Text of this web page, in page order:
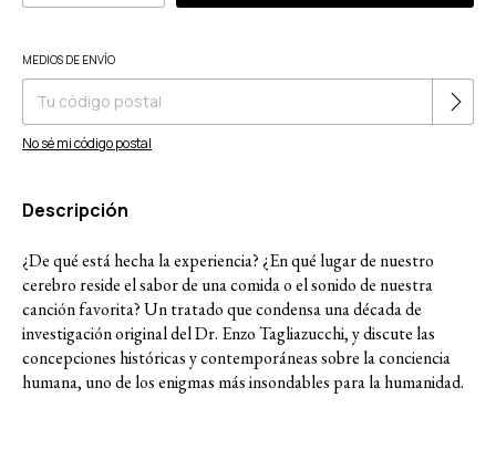
Entregas para el CP:
MEDIOS DE ENVÍO
No sé mi código postal
Descripción
¿De qué está hecha la experiencia? ¿En qué lugar de nuestro
cerebro reside el sabor de una comida o el sonido de nuestra
canción favorita? Un tratado que condensa una década de
investigación original del Dr. Enzo Tagliazucchi, y discute las
concepciones históricas y contemporáneas sobre la conciencia
humana, uno de los enigmas más insondables para la humanidad.